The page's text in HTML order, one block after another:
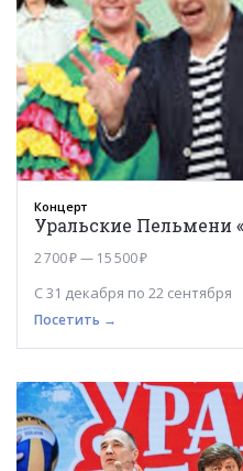
Концерт
Уральские Пельмени
2 700 ₽ — 15 500 ₽
С 31 декабря по 22 сентября
Посетить →